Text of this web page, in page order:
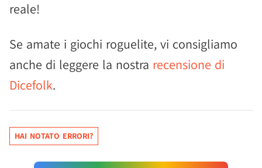
reale!
Se amate i giochi roguelite, vi consigliamo
anche di leggere la nostra recensione di
Dicefolk.
HAI NOTATO ERRORI?